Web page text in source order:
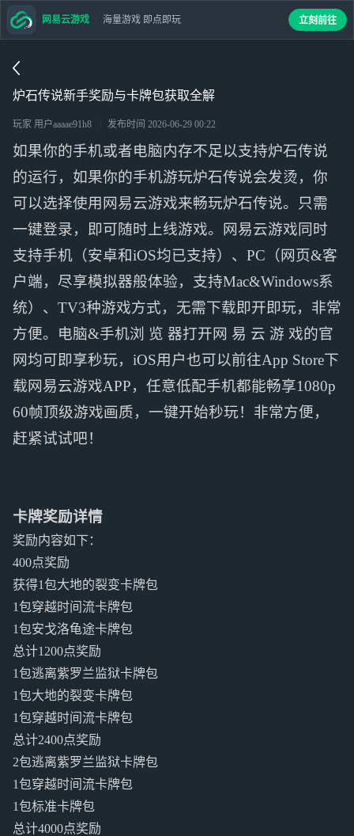
炉石传说新手奖励与卡牌包获取全解
玩家 用户aaaae91h8 发布时间 2026-06-29 00:22
如果你的手机或者电脑内存不足以支持炉石传说
的运行，如果你的手机游玩炉石传说会发烫，你
可以选择使用网易云游戏来畅玩炉石传说。只需
一键登录，即可随时上线游戏。网易云游戏同时
支持手机（安卓和iOS均已支持）、PC（网页&客
户端，尽享模拟器般体验，支持Mac&Windows系
统）、TV3种游戏方式，无需下载即开即玩，非常
方便。电脑&手机浏 览 器打开网 易 云 游 戏的官
网均可即享秒玩，iOS用户也可以前往App Store下
载网易云游戏APP，任意低配手机都能畅享1080p
60帧顶级游戏画质，一键开始秒玩！非常方便，
赶紧试试吧！
卡牌奖励详情
奖励内容如下：
400点奖励
获得1包大地的裂变卡牌包
1包穿越时间流卡牌包
1包安戈洛龟途卡牌包
总计1200点奖励
1包逃离紫罗兰监狱卡牌包
1包大地的裂变卡牌包
1包穿越时间流卡牌包
总计2400点奖励
2包逃离紫罗兰监狱卡牌包
1包穿越时间流卡牌包
1包标准卡牌包
总计4000点奖励
网易云游戏 海量游戏 即点即玩 立刻前往